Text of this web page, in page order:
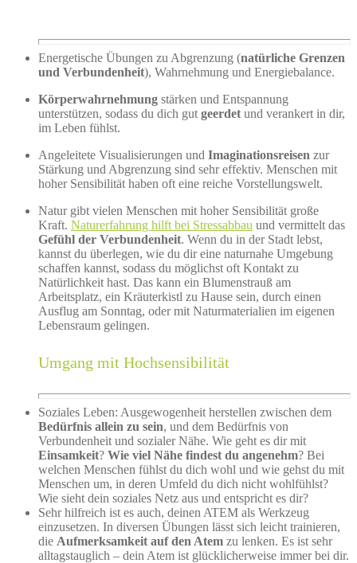
Energetische Übungen zu Abgrenzung (natürliche Grenzen
und Verbundenheit), Wahrnehmung und Energiebalance.
Körperwahrnehmung stärken und Entspannung
unterstützen, sodass du dich gut geerdet und verankert in dir,
im Leben fühlst.
Angeleitete Visualisierungen und Imaginationsreisen zur
Stärkung und Abgrenzung sind sehr effektiv. Menschen mit
hoher Sensibilität haben oft eine reiche Vorstellungswelt.
Natur gibt vielen Menschen mit hoher Sensibilität große
Kraft. Naturerfahrung hilft bei Stressabbau und vermittelt das
Gefühl der Verbundenheit. Wenn du in der Stadt lebst,
kannst du überlegen, wie du dir eine naturnahe Umgebung
schaffen kannst, sodass du möglichst oft Kontakt zu
Natürlichkeit hast. Das kann ein Blumenstrauß am
Arbeitsplatz, ein Kräuterkistl zu Hause sein, durch einen
Ausflug am Sonntag, oder mit Naturmaterialien im eigenen
Lebensraum gelingen.
Umgang mit Hochsensibilität
Soziales Leben: Ausgewogenheit herstellen zwischen dem
Bedürfnis allein zu sein, und dem Bedürfnis von
Verbundenheit und sozialer Nähe. Wie geht es dir mit
Einsamkeit? Wie viel Nähe findest du angenehm? Bei
welchen Menschen fühlst du dich wohl und wie gehst du mit
Menschen um, in deren Umfeld du dich nicht wohlfühlst?
Wie sieht dein soziales Netz aus und entspricht es dir?
Sehr hilfreich ist es auch, deinen ATEM als Werkzeug
einzusetzen. In diversen Übungen lässt sich leicht trainieren,
die Aufmerksamkeit auf den Atem zu lenken. Es ist sehr
alltagstauglich – dein Atem ist glücklicherweise immer bei dir.